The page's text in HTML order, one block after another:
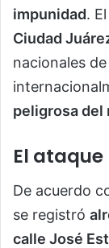
impunidad.
Ciudad
nacionales
peligrosa del
El ataque
De acuerdo
se registró
calle José